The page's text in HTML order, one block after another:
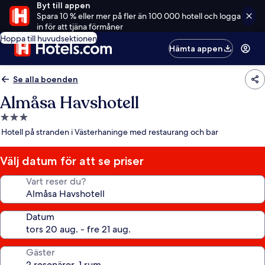
Byt till appen
Spara 10 % eller mer på fler än 100 000 hotell och logga
in för att tjäna förmåner
Hoppa till huvudsektionen
Hämta appen
Se alla boenden
Almåsa Havshotell
3.0-
stjärnigt
Hotell på stranden i Västerhaninge med restaurang och bar
Välj datum för att se priser
Vart reser du?
Datum
Gäster